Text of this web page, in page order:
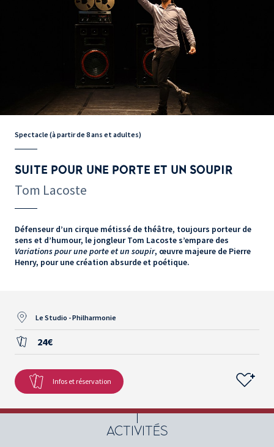
Spectacle (à partir de 8 ans et adultes)
SUITE POUR UNE PORTE ET UN SOUPIR
Tom Lacoste
Défenseur d’un cirque métissé de théâtre, toujours porteur de
sens et d’humour, le jongleur Tom Lacoste s’empare des
Variations pour une porte et un soupir, œuvre majeure de Pierre
Henry, pour une création absurde et poétique.
Le Studio - Philharmonie
24€
Infos et réservation
ACTIVITÉS